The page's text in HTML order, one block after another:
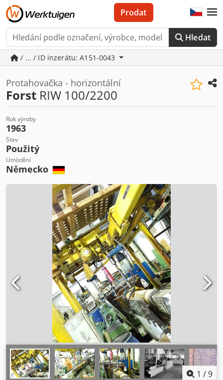
Hledat
Prodat
/ ... / ID inzerátu: A151-0043
Protahovačka - horizontální
Forst RIW 100/2200
Rok výroby
1963
Stav
Použitý
Umístění
Německo
1 /9